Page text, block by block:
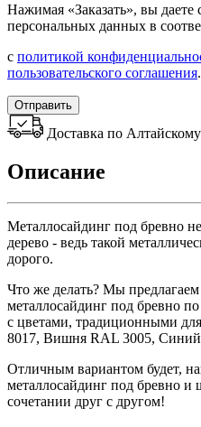
Нажимая «Заказать», вы даете
персональных данных в
с политикой
пользовательского соглашения.
Отправить
Доставка по
Описание
Металлосайдинг под бревно
дерево - ведь такой
дорого.
Что же делать? Мы
металлосайдинг под бревно
с цветами, традиционными
8017, Вишня RAL 3005, Синий
Отличным вариантом будет,
металлосайдинг под бревно и
сочетании друг с другом!